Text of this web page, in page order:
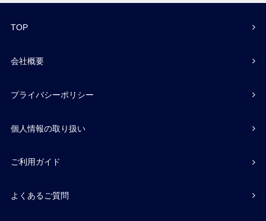
TOP
会社概要
プライバシーポリシー
個人情報の取り扱い
ご利用ガイド
よくあるご質問